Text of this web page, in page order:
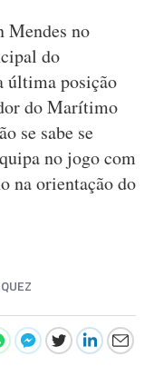
Mendes no
do
última posição
do Marítimo
se sabe se
no jogo com
na orientação do